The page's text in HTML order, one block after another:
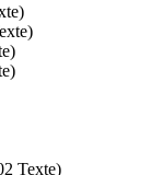
Texte)